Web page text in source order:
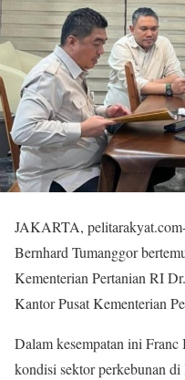
JAKARTA,
Bernhard Tumanggor
Kementerian Pertanian RI
Kantor Pusat Kementerian
Dalam kesempatan ini
kondisi sektor perkebunan